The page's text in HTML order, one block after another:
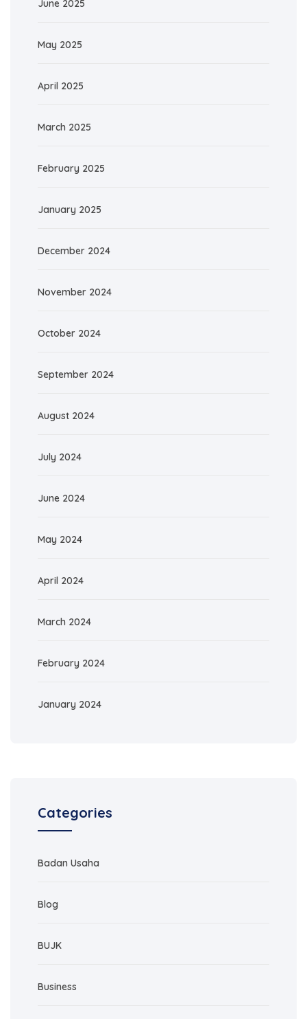
June 2025
May 2025
April 2025
March 2025
February 2025
January 2025
December 2024
November 2024
October 2024
September 2024
August 2024
July 2024
June 2024
May 2024
April 2024
March 2024
February 2024
January 2024
Categories
Badan Usaha
Blog
BUJK
Business